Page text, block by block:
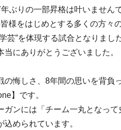
ぶりの一部昇格は叶いません
様をはじめとする多くの方々
芸”を体現する試合となりま
当にありがとうございました。
の悔しさ、8年間の思いを背負
】です。
ガンには「チーム一丸となっ
込められています。